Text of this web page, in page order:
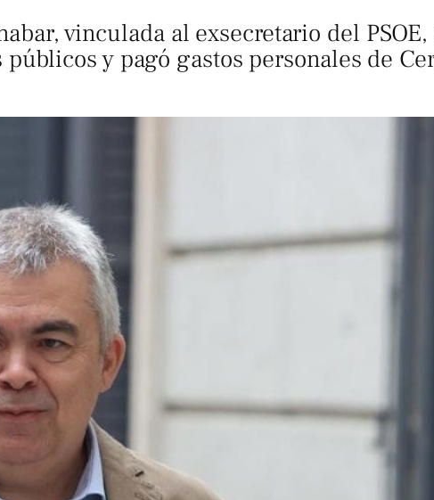
vinculada al exsecretario del
y pagó gastos personales de